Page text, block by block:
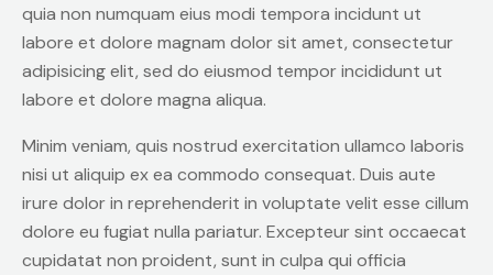
quia non numquam eius modi tempora incidunt ut
labore et dolore magnam dolor sit amet, consectetur
adipisicing elit, sed do eiusmod tempor incididunt ut
labore et dolore magna aliqua.
Minim veniam, quis nostrud exercitation ullamco laboris
nisi ut aliquip ex ea commodo consequat. Duis aute
irure dolor in reprehenderit in voluptate velit esse cillum
dolore eu fugiat nulla pariatur. Excepteur sint occaecat
cupidatat non proident, sunt in culpa qui officia